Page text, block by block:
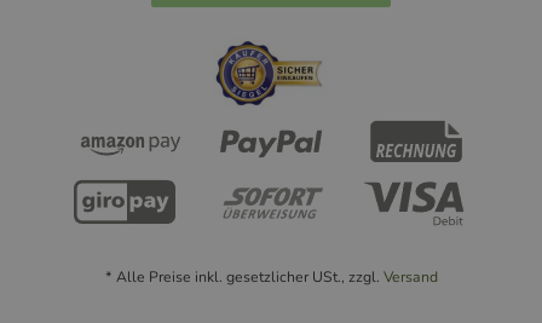
* Alle Preise inkl. gesetzlicher USt., zzgl. Versand